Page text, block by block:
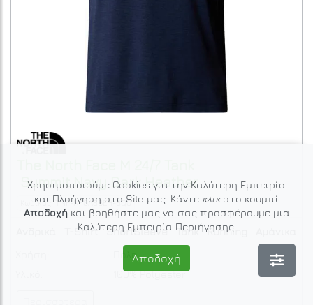
Summit Navy Dark Heather
Κωδικός: TNF-NF0A8BEH-8Q0
T-Shirt ShortSleeve Tank Running
Πόλη
100% Polyester
Χρησιμοποιούμε Cookies για την Καλύτερη Εμπειρία
και Πλοήγηση στο Site μας. Κάντε κλικ στο κουμπί
Αποδοχήκαι βοηθήστε μας να σας προσφέρουμε μια
Καλύτερη Εμπειρία Περιήγησης.
Αποδοχή